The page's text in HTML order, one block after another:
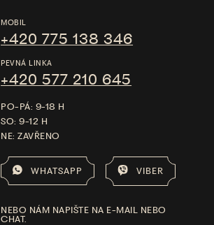
MOBIL
+420 775 138 346
PEVNÁ LINKA
+420 577 210 645
PO-PÁ: 9-18 H
SO: 9-12 H
NE: ZAVŘENO
WHATSAPP VIBER
NEBO NÁM NAPIŠTE NA E-MAIL NEBO
CHAT.